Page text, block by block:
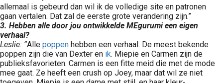
allemaal is gebeurd dan wil ik de volledige site en patronen
gaan vertalen. Dat zal de eerste grote verandering zijn.”
3. Hebben alle door jou ontwikkelde MEgurumi een eigen
verhaal?
Leslie: “Alle poppen hebben een verhaal. De meest bekende
poppen zijn die van Dexter en ik. Miepie en Carmen zijn de
publieksfavorieten. Carmen is een fitte meid die met de mode
mee gaat. Ze heeft een crush op Joey, maar dat wil ze niet